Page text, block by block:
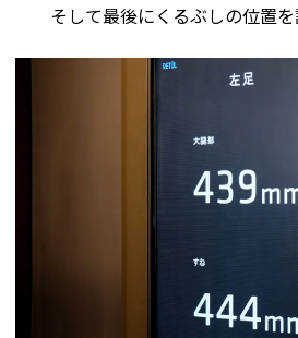
そして最後にくるぶしの位置を